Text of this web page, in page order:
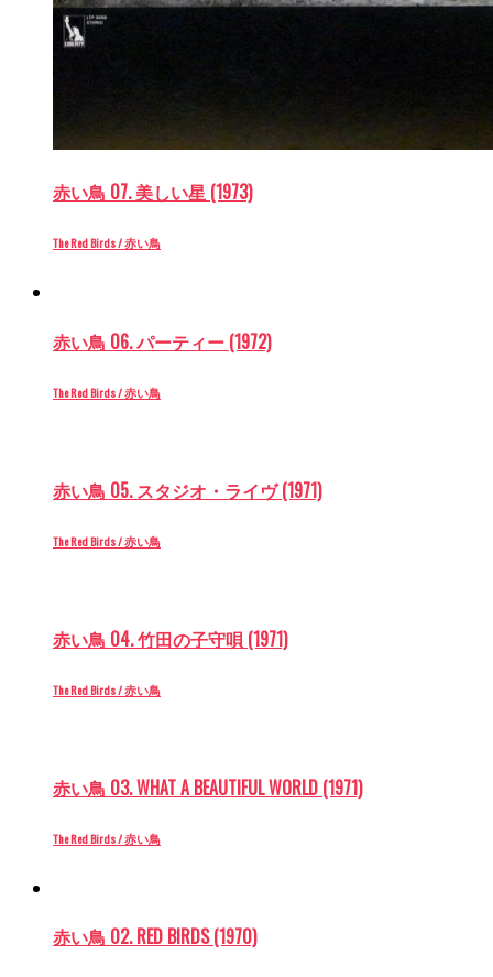
赤い鳥 07. 美しい星 (1973)
The Red Birds / 赤い鳥
赤い鳥 06. パーティー (1972)
The Red Birds / 赤い鳥
赤い鳥 05. スタジオ・ライヴ (1971)
The Red Birds / 赤い鳥
赤い鳥 04. 竹田の子守唄 (1971)
The Red Birds / 赤い鳥
赤い鳥 03. WHAT A BEAUTIFUL WORLD (1971)
The Red Birds / 赤い鳥
赤い鳥 02. RED BIRDS (1970)